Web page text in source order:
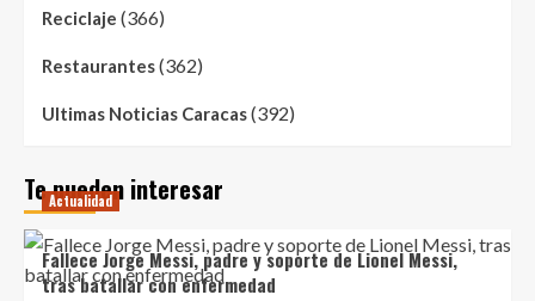
Reciclaje (366)
Restaurantes(362)
Ultimas Noticias Caracas(392)
Te pueden interesar
Actualidad
Fallece Jorge Messi, padre y soporte de Lionel Messi,
tras batallar con enfermedad